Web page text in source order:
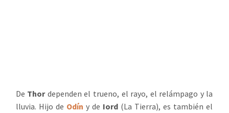
De Thordependen el trueno, el rayo, el relámpago y la
lluvia. Hijo de Odín y de Iord (La Tierra), es también el